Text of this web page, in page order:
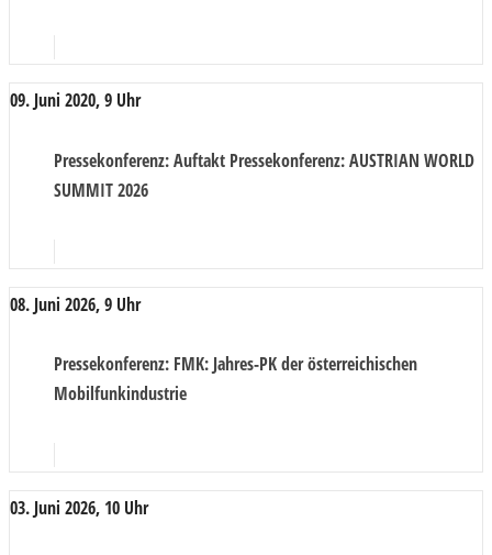
09. Juni 2020, 9 Uhr
Pressekonferenz: Auftakt Pressekonferenz: AUSTRIAN WORLD
SUMMIT 2026
08. Juni 2026, 9 Uhr
Pressekonferenz: FMK: Jahres-PK der österreichischen
Mobilfunkindustrie
03. Juni 2026, 10 Uhr